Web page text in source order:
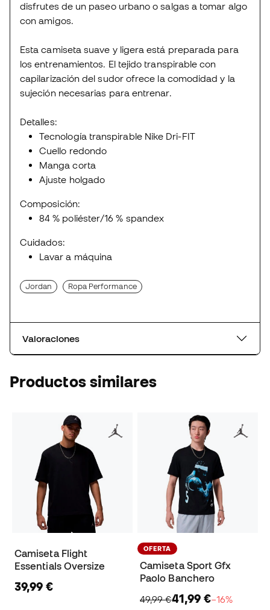
disfrutes de un paseo urbano o salgas a tomar algo
con amigos.
Esta camiseta suave y ligera está preparada para
los entrenamientos. El tejido transpirable con
capilarización del sudor ofrece la comodidad y la
sujeción necesarias para entrenar.
Detalles:
Tecnología transpirable Nike Dri-FIT
Cuello redondo
Manga corta
Ajuste holgado
Composición:
84 % poliéster/16 % spandex
Cuidados:
Lavar a máquina
Jordan Ropa Performance
Valoraciones
Productos similares
Camiseta Flight
Essentials Oversize
39,99 €
OFERTA
Camiseta Sport Gfx
Paolo Banchero
49,99 €41,99 €−16%